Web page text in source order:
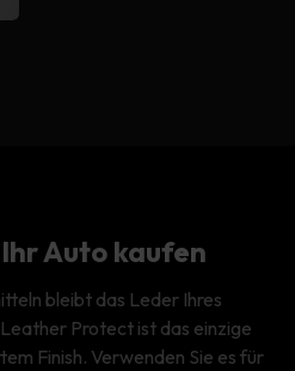
Auto kaufen
bleibt das Leder Ihres
Protect ist das einzige
Finish. Verwenden Sie es für